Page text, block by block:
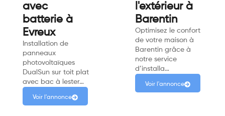
avec
batterie à
Evreux
Installation de
panneaux
photovoltaïques
DualSun sur toit plat
avec bac à lester…
Voir l'annonce
l'extérieur à
Barentin
Optimisez le confort
de votre maison à
Barentin grâce à
notre service
d’installa…
Voir l'annonce